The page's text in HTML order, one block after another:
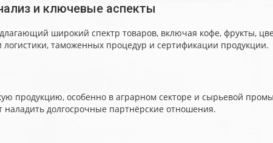
и ключевые аспекты
широкий спектр товаров, включая кофе, фрукты,
таможенных процедур и сертификации продукции.
продукцию, особенно в аграрном секторе и сырьевой
наладить долгосрочные партнёрские отношения.